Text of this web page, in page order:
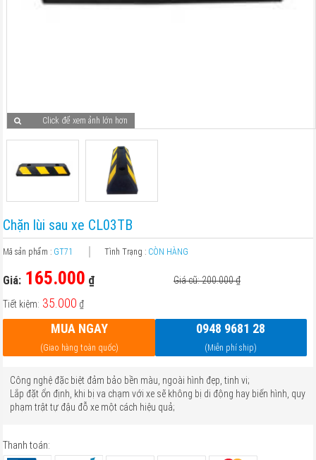
Click để xem ảnh lớn hơn
Chặn lùi sau xe CL03TB
Mã sản phẩm : GT71 Tình Trạng : CÒN HÀNG
Giá: 165.000 ₫ Giá cũ: 200.000₫
Tiết kiệm: 35.000 ₫
MUA NGAY
(Giao hàng toàn quốc)
0948 9681 28
(Miễn phí ship)
Công nghệ đặc biệt đảm bảo bền màu, ngoài hình đẹp, tinh vi;
Lắp đặt ổn định, khi bị va chạm với xe sẽ không bị di động hay biến hình, quy
phạm trật tự đậu đỗ xe một cách hiệu quả;
Thanh toán: